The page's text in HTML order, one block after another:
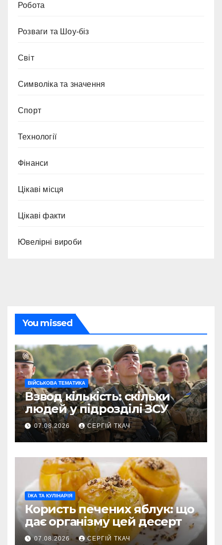
Робота
Розваги та Шоу-біз
Світ
Символіка та значення
Спорт
Технології
Фінанси
Цікаві місця
Цікаві факти
Ювелірні вироби
You missed
ВІЙСЬКОВА ТЕМАТИКА
Взвод кількість: скільки
людей у підрозділі ЗСУ
07.08.2026 СЕРГІЙ ТКАЧ
ЇЖА ТА КУЛІНАРІЯ
Користь печених яблук: що
дає організму цей десерт
07.08.2026 СЕРГІЙ ТКАЧ